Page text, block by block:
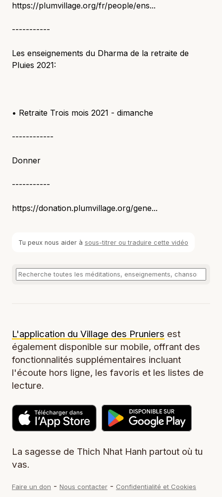
https://plumvillage.org/fr/people/ens...
-----------
Les enseignements du Dharma de la retraite de
Pluies 2021:
• Retraite Trois mois 2021 - dimanche
------------
Donner
-----------
https://donation.plumvillage.org/gene...
Tu peux nous aider à sous-titrer ou traduire cette vidéo
L'application du Village des Pruniers est
également disponible sur mobile, offrant des
fonctionnalités supplémentaires incluant
l'écoute hors ligne, les favoris et les listes de
lecture.
La sagesse de Thich Nhat Hanh partout où tu
vas.
Faire un don - Nous contacter - Confidentialité et Cookies